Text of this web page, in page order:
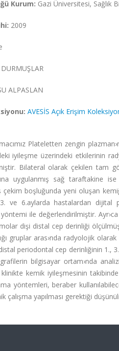
Kurum: Gazi Üniversitesi, Sağlık
2009
ALPASLAN
AVESİS Açık Erişim
Plateletten zengin
iyileşme üzerindeki etkilerinin
Bilateral olarak çekilen tam
uygulanmış sağ taraftakine
çekim boşluğunda yeni oluşan
ve 6.aylarda hastalardan dijital
ile değerlendirilmiştir.
dişi distal cep derinliği
gruplar aras›nda radyolojik
periodontal cep derinliğinin 1.,
bilgisayar ortam›nda
kemik iyileşmesinin
yöntemleri, beraber
çalışma yapılması gerektiği